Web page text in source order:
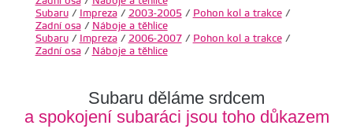
Subaru/ Impreza/ 2003-2005/ Pohon kol a trakce/
Zadní osa/ Náboje a těhlice
Subaru/ Impreza/ 2006-2007/ Pohon kol a trakce/
Zadní osa/ Náboje a těhlice
Subaru děláme srdcem
a spokojení subaráci jsou toho důkazem